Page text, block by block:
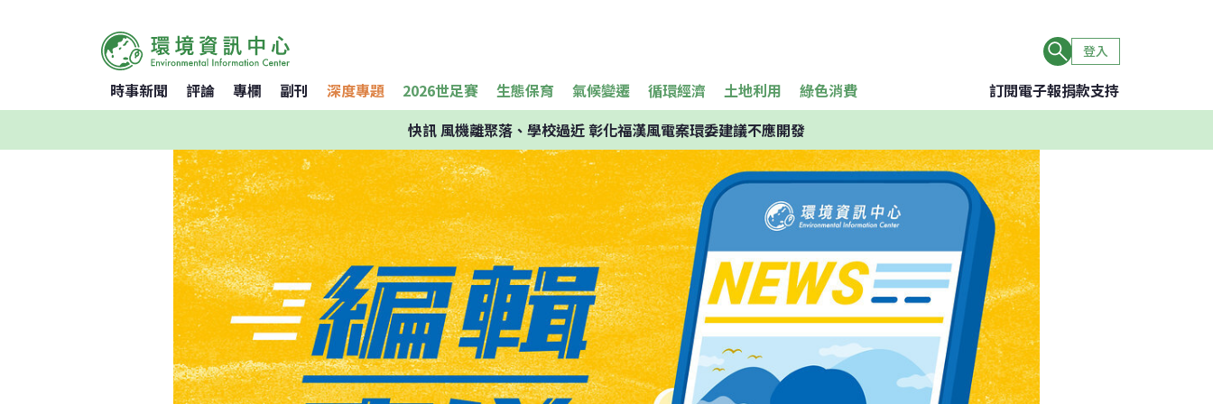
登入
時事新聞 評論 專欄 副刊 深度專題 2026世足賽 生態保育 氣候變遷 循環經濟 土地利用 綠色消費 訂閱電子報捐款支持
快訊風機離聚落、學校過近 彰化福漢風電案環委建議不應開發